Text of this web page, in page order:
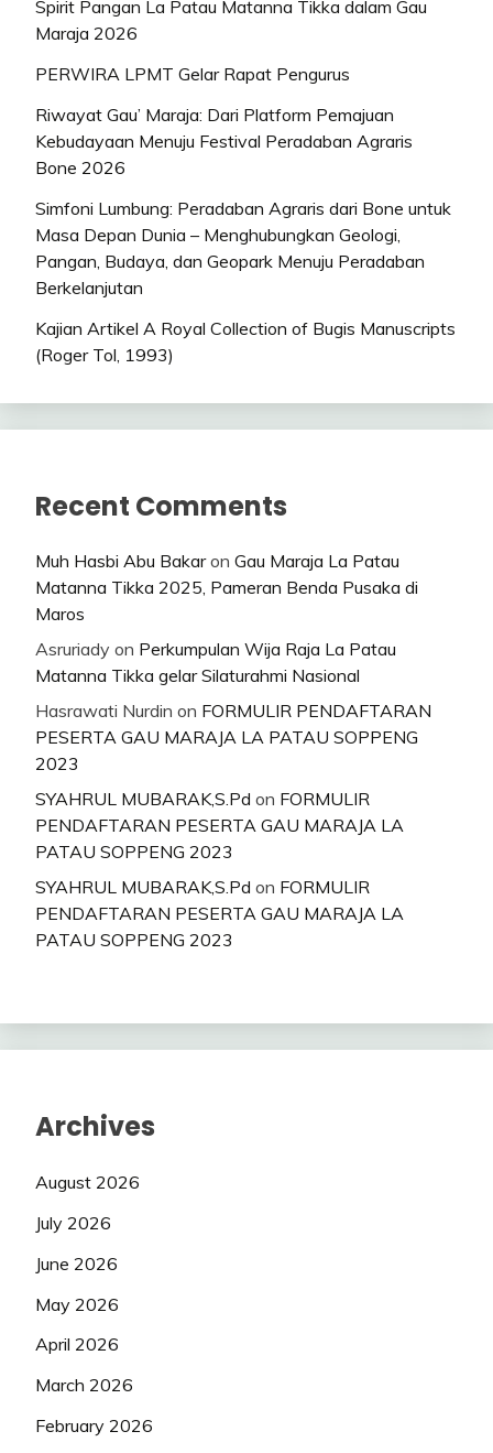
Spirit Pangan La Patau Matanna Tikka dalam Gau
Maraja 2026
PERWIRA LPMT Gelar Rapat Pengurus
Riwayat Gau’ Maraja: Dari Platform Pemajuan
Kebudayaan Menuju Festival Peradaban Agraris
Bone 2026
Simfoni Lumbung: Peradaban Agraris dari Bone untuk
Masa Depan Dunia – Menghubungkan Geologi,
Pangan, Budaya, dan Geopark Menuju Peradaban
Berkelanjutan
Kajian Artikel A Royal Collection of Bugis Manuscripts
(Roger Tol, 1993)
Recent Comments
Muh Hasbi Abu Bakaron Gau Maraja La Patau
Matanna Tikka 2025, Pameran Benda Pusaka di
Maros
Asruriady on Perkumpulan Wija Raja La Patau
Matanna Tikka gelar Silaturahmi Nasional
Hasrawati Nurdin on FORMULIR PENDAFTARAN
PESERTA GAU MARAJA LA PATAU SOPPENG
2023
SYAHRUL MUBARAK,S.Pd on FORMULIR
PENDAFTARAN PESERTA GAU MARAJA LA
PATAU SOPPENG 2023
SYAHRUL MUBARAK,S.Pd on FORMULIR
PENDAFTARAN PESERTA GAU MARAJA LA
PATAU SOPPENG 2023
Archives
August 2026
July 2026
June 2026
May 2026
April 2026
March 2026
February 2026